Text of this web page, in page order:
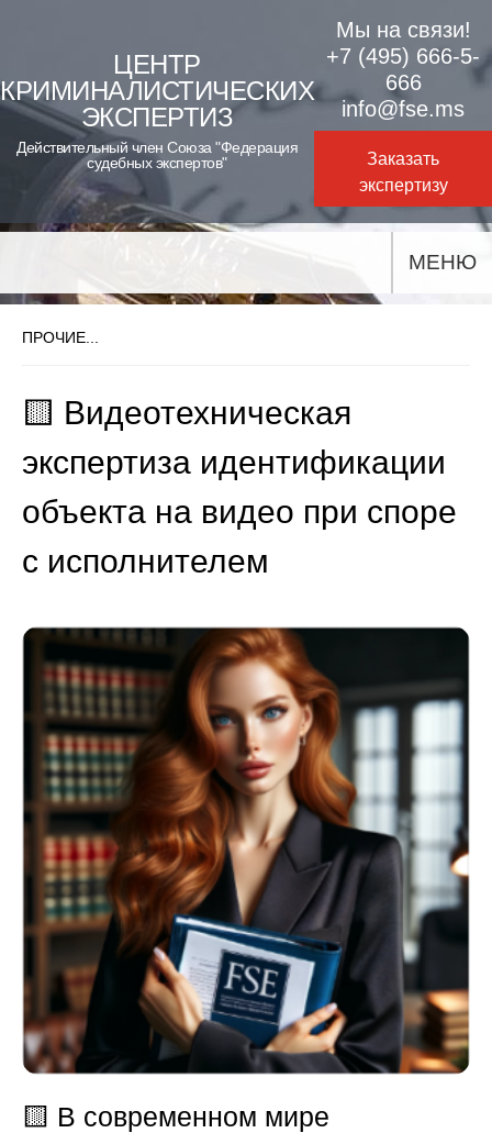
content
ЦЕНТР
КРИМИНАЛИСТИЧЕСКИХ
ЭКСПЕРТИЗ
Действительный член Союза "Федерация
судебных экспертов"
Мы на связи!
+7 (495) 666-5-
666
info@fse.ms
Заказать
экспертизу
МЕНЮ
ПРОЧИЕ...
🟨 Видеотехническая
экспертиза идентификации
объекта на видео при споре
с исполнителем
🟨 В современном мире